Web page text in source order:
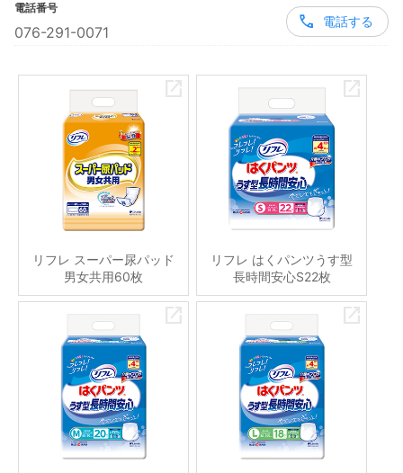
電話番号
076-291-0071
電話する
リフレ スーパー尿パッド
男女共用60枚
リフレ はくパンツうす型
長時間安心S22枚